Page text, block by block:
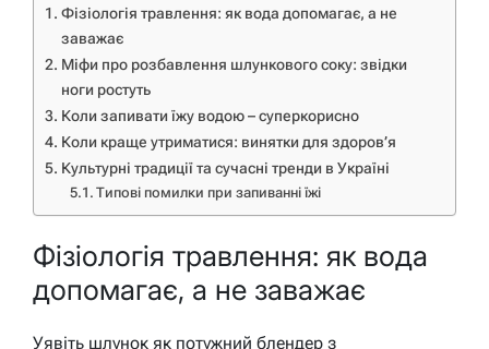
Фізіологія травлення: як вода допомагає, а не
заважає
Міфи про розбавлення шлункового соку: звідки
ноги ростуть
Коли запивати їжу водою – суперкорисно
Коли краще утриматися: винятки для здоров’я
Культурні традиції та сучасні тренди в Україні
Типові помилки при запиванні їжі
Фізіологія травлення: як вода
допомагає, а не заважає
Уявіть шлунок як потужний блендер з